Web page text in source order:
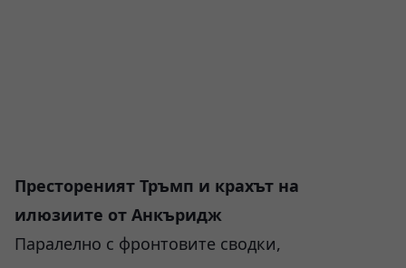
Престореният Тръмп и крахът на
илюзиите от Анкъридж
Паралелно с фронтовите сводки,